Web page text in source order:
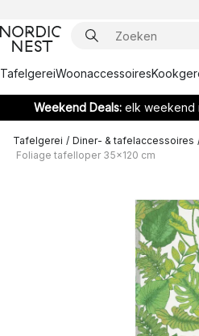
TafelgereiWoonaccessoires
Weekend Deals: elk weekend
Tafelgerei / Diner- & tafelaccessoires
Foliage tafelloper 35x120 cm